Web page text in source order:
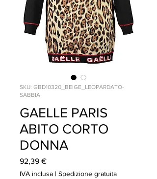
SKU: GBD10320_BEIGE_LEOPARDATO-
SABBIA
GAELLE PARIS
ABITO CORTO
DONNA
92,39 €Prezzo
IVA inclusa | Spedizione gratuita